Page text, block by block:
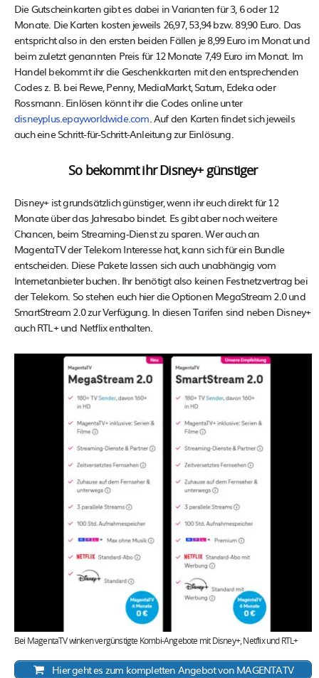
Die Gutscheinkarten gibt es dabei in Varianten für 3, 6 oder 12
Monate. Die Karten kosten jeweils 26,97, 53,94 bzw. 89,90 Euro. Das
entspricht also in den ersten beiden Fällen je 8,99 Euro im Monat und
beim zuletzt genannten Preis für 12 Monate 7,49 Euro im Monat. Im
Handel bekommt ihr die Geschenkkarten mit den entsprechenden
Codes z. B. bei Rewe, Penny, MediaMarkt, Saturn, Edeka oder
Rossmann. Einlösen könnt ihr die Codes online unter
disneyplus.epayworldwide.com . Auf den Karten findet sich jeweils
auch eine Schritt-für-Schritt-Anleitung zur Einlösung.
So bekommt ihr Disney+ günstiger
Disney+ ist grundsätzlich günstiger, wenn ihr euch direkt für 12
Monate über das Jahresabo bindet. Es gibt aber noch weitere
Chancen, beim Streaming-Dienst zu sparen. Wer auch an
MagentaTV der Telekom Interesse hat, kann sich für ein Bundle
entscheiden. Diese Pakete lassen sich auch unabhängig vom
Internetanbieter buchen. Ihr benötigt also keinen Festnetzvertrag bei
der Telekom. So stehen euch hier die Optionen MegaStream 2.0 und
SmartStream 2.0 zur Verfügung. In diesen Tarifen sind neben Disney+
auch RTL+ und Netflix enthalten.
Bei MagentaTV winken vergünstigte Kombi-Angebote mit Disney+, Netflix und RTL+
Hier geht es zum kompletten Angebot von MAGENTATV